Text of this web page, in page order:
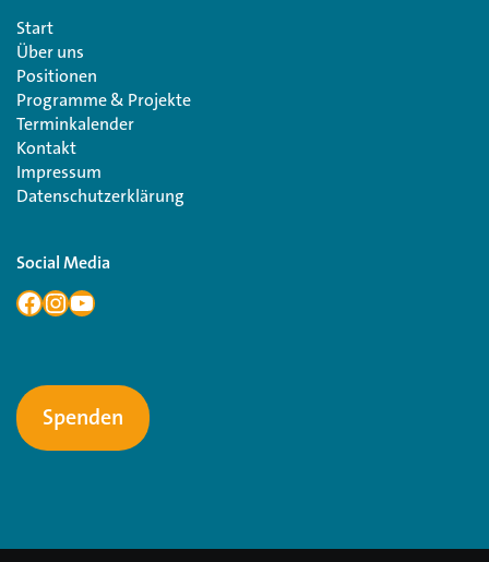
Start
Über uns
Positionen
Programme & Projekte
Terminkalender
Kontakt
Impressum
Datenschutzerklärung
Social Media
Spenden